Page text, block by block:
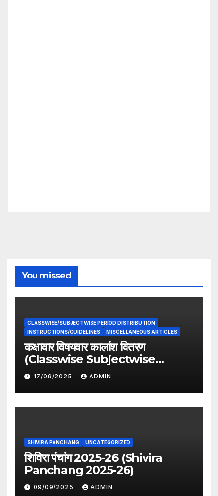
You missed
CLASSWISE/SUBJECTWISE PERIOD DISTRIBUTION
INSTRUCTIONS/GUIDELINES
MISCELLANEOUS ARTICLES
कक्षावार विषयवार कालांश वितरण
(Classwise Subjectwise
period distribution)
17/09/2025 ADMIN
SHIVIRA PANCHANG UNCATEGORIZED
शिविरा पंचांग 2025-26 (Shivira
Panchang 2025-26)
09/09/2025 ADMIN